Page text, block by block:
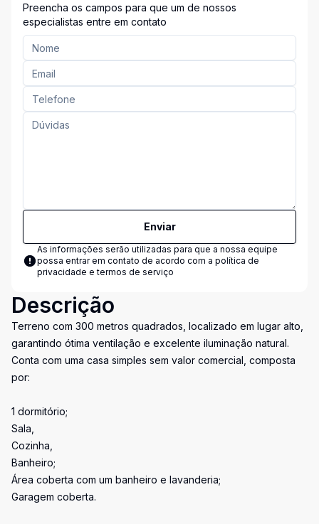
Preencha os campos para que um de nossos
especialistas entre em contato
Enviar
As informações serão utilizadas para que a nossa equipe
possa entrar em contato de acordo com a política de
privacidade e termos de serviço
Descrição
Terreno com 300 metros quadrados, localizado em lugar alto,
garantindo ótima ventilação e excelente iluminação natural.
Conta com uma casa simples sem valor comercial, composta
por:
1 dormitório;
Sala,
Cozinha,
Banheiro;
Área coberta com um banheiro e lavanderia;
Garagem coberta.